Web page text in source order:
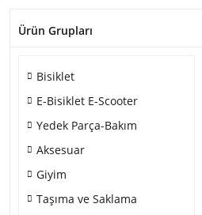
Ürün Grupları
Bisiklet
E-Bisiklet E-Scooter
Yedek Parça-Bakım
Aksesuar
Giyim
Taşıma ve Saklama